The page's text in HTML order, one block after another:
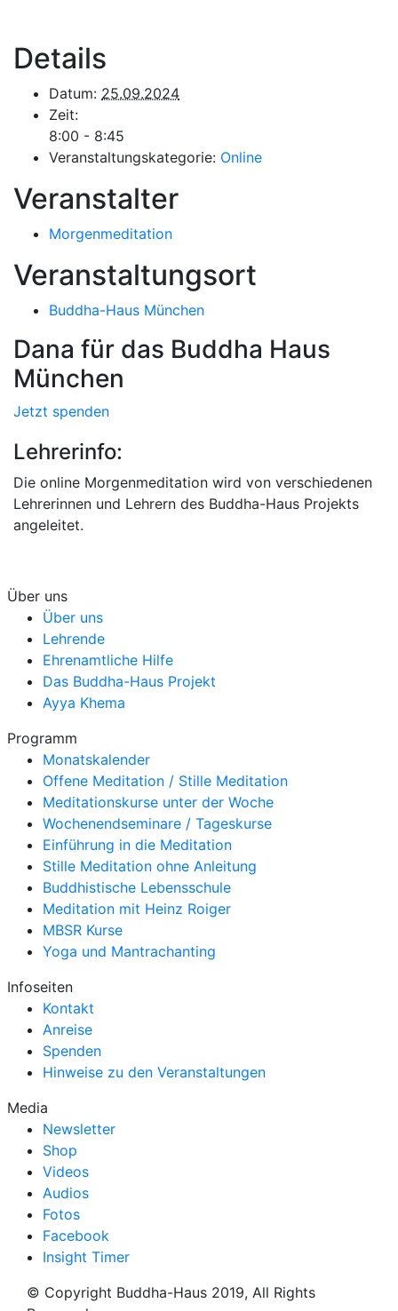
Details
Datum: 25.09.2024
Zeit:
8:00 - 8:45
Veranstaltungskategorie: Online
Veranstalter
Morgenmeditation
Veranstaltungsort
Buddha-Haus München
Dana für das Buddha Haus
München
Jetzt spenden
Lehrerinfo:
Die online Morgenmeditation wird von verschiedenen
Lehrerinnen und Lehrern des Buddha-Haus Projekts
angeleitet.
Über uns
Über uns
Lehrende
Ehrenamtliche Hilfe
Das Buddha-Haus Projekt
Ayya Khema
Programm
Monatskalender
Offene Meditation / Stille Meditation
Meditationskurse unter der Woche
Wochenendseminare / Tageskurse
Einführung in die Meditation
Stille Meditation ohne Anleitung
Buddhistische Lebensschule
Meditation mit Heinz Roiger
MBSR Kurse
Yoga und Mantrachanting
Infoseiten
Kontakt
Anreise
Spenden
Hinweise zu den Veranstaltungen
Media
Newsletter
Shop
Videos
Audios
Fotos
Facebook
Insight Timer
© Copyright Buddha-Haus 2019, All Rights